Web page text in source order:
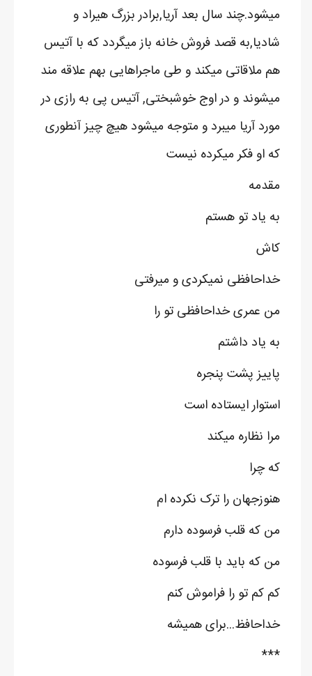
میشود.چند سال بعد آریا,برادر بزرگ هیراد و
شادیا,به قصد فروش خانه باز میگردد که با آتیس
هم ملاقاتی میکند و طی ماجراهایی بهم علاقه مند
میشوند و در اوج خوشبختی, آتیس پی به رازی در
مورد آریا میبرد و متوجه میشود هیچ چیز آنطوری
که او فکر میکرده نیست
مقدمه
به یاد تو هستم
کاش
خداحافظی نمیکردی و میرفتی
من عمری خداحافظی تو را
به یاد داشتم
پاییز پشت پنجره
استوار ایستاده است
مرا نظاره میکند
که چرا
هنوزجهان را ترک نکرده ام
من که قلب فرسوده دارم
من که باید با قلب فرسوده
کم کم تو را فراموش کنم
خداحافظ...برای همیشه
***